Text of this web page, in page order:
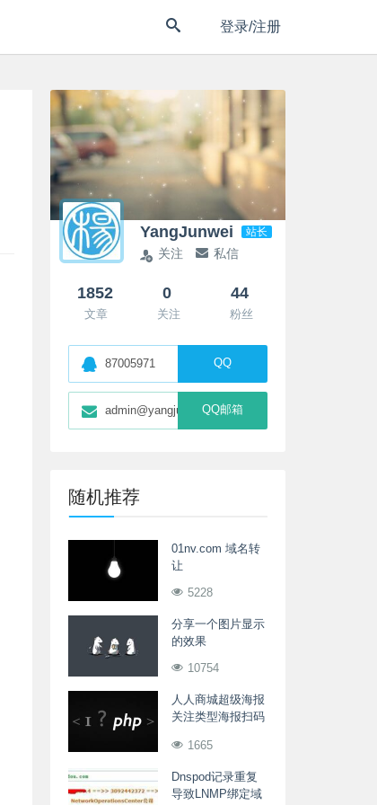
登录/注册
YangJunwei 站长
关注 私信
1852
文章
0
关注
44
粉丝
87005971 QQ
admin@yangjunwei.com
QQ邮箱
随机推荐
01nv.com 域名转
让
5228
分享一个图片显示
的效果
10754
人人商城超级海报
关注类型海报扫码
1665
Dnspod记录重复
导致LNMP绑定域